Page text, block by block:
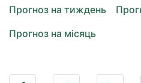
Прогноз на тиждень
Прогноз на місяць